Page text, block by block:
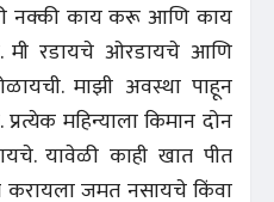
नक्की काय करू आणि काय
मी रडायचे ओरडायचे आणि
माझी अवस्था पाहून
महिन्याला किमान दोन
यावेळी काही खात पीत
जमत नसायचे किंवा